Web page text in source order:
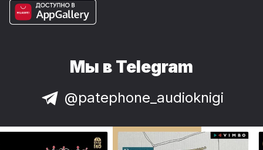
Мы в Telegram
@patephone_audioknigi